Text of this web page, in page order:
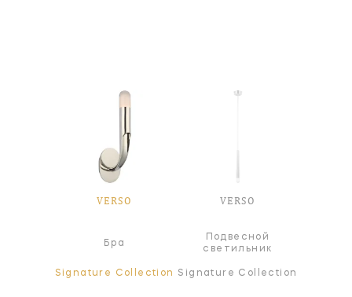
VERSO
Бра
Signature Collection
VERSO
Подвесной
светильник
Signature Collection